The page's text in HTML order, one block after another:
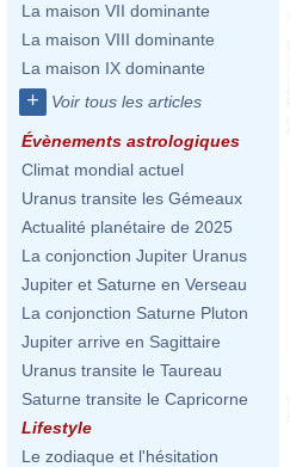
La maison VII dominante
La maison VIII dominante
La maison IX dominante
+ Voir tous les articles
Évènements astrologiques
Climat mondial actuel
Uranus transite les Gémeaux
Actualité planétaire de 2025
La conjonction Jupiter Uranus
Jupiter et Saturne en Verseau
La conjonction Saturne Pluton
Jupiter arrive en Sagittaire
Uranus transite le Taureau
Saturne transite le Capricorne
Lifestyle
Le zodiaque et l'hésitation